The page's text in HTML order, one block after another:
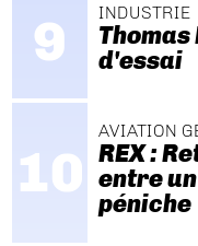
INDUSTRIE
d'essai
AVIATION
REX :
entre
péniche